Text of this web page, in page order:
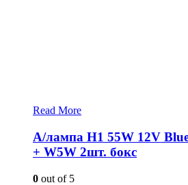
Read More
А/лампа H1 55W 12V
+ W5W 2шт. бокс
0 out of 5